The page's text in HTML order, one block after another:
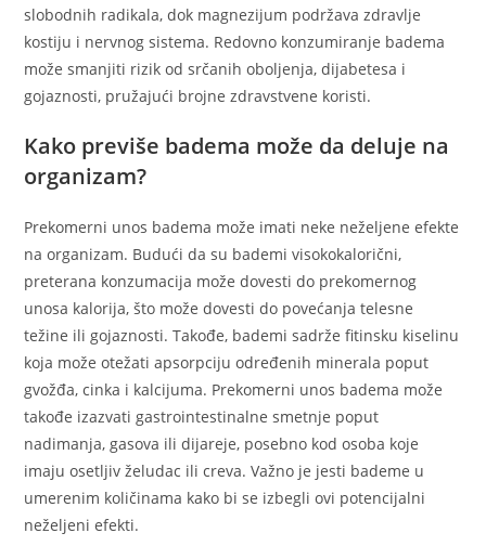
slobodnih radikala, dok magnezijum podržava zdravlje
kostiju i nervnog sistema. Redovno konzumiranje badema
može smanjiti rizik od srčanih oboljenja, dijabetesa i
gojaznosti, pružajući brojne zdravstvene koristi.
Kako previše badema može da deluje na
organizam?
Prekomerni unos badema može imati neke neželjene efekte
na organizam. Budući da su bademi visokokalorični,
preterana konzumacija može dovesti do prekomernog
unosa kalorija, što može dovesti do povećanja telesne
težine ili gojaznosti. Takođe, bademi sadrže fitinsku kiselinu
koja može otežati apsorpciju određenih minerala poput
gvožđa, cinka i kalcijuma. Prekomerni unos badema može
takođe izazvati gastrointestinalne smetnje poput
nadimanja, gasova ili dijareje, posebno kod osoba koje
imaju osetljiv želudac ili creva. Važno je jesti bademe u
umerenim količinama kako bi se izbegli ovi potencijalni
neželjeni efekti.